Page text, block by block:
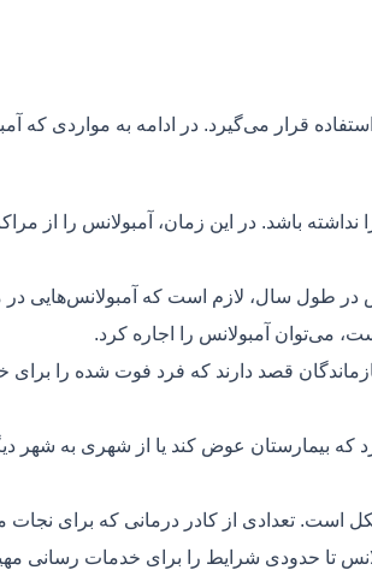
قرار می‌گیرد. در ادامه به مواردی که
باشد. در این زمان، آمبولانس را از
در طول سال، لازم است که آمبولانس‌هایی
می‌توان آمبولانس را اجاره کرد.
قصد دارند که فرد فوت شده را برای
بیمارستان عوض کند یا از شهری به شهر
است. تعدادی از کادر درمانی که برای نجات
تا حدودی شرایط را برای خدمات رسانی